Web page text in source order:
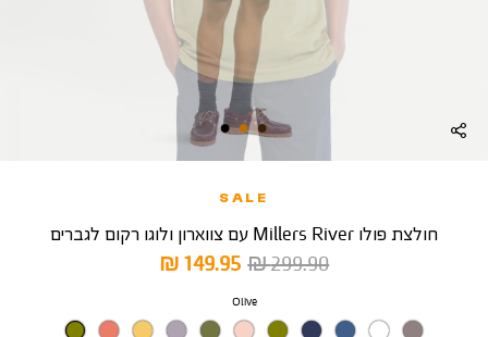
SALE
חולצת פולו Millers River עם צווארון ולוגו רקום לגברים
מחיר
מוצר
149.95 ₪
מחיר
299.90 ₪
צבע
Olive